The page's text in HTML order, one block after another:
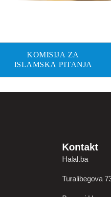
KOMISIJA ZA
ISLAMSKA PITANJA
Kontakt
Halal.ba
Turalibegova